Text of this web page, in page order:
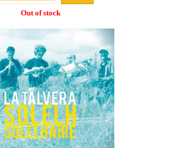
Out of stock